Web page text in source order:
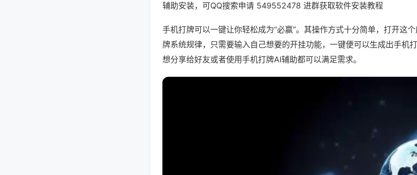
辅助安装，可QQ搜索申请 549552478 进群获取软件安装教程
手机打牌可以一键让你轻松成为“必赢”。其操作方式十分简单，打开这
牌系统规律，只需要输入自己想要的开挂功能，一键便可以生成出手机
想分享给好友或者使用手机打牌AI辅助都可以满足需求。